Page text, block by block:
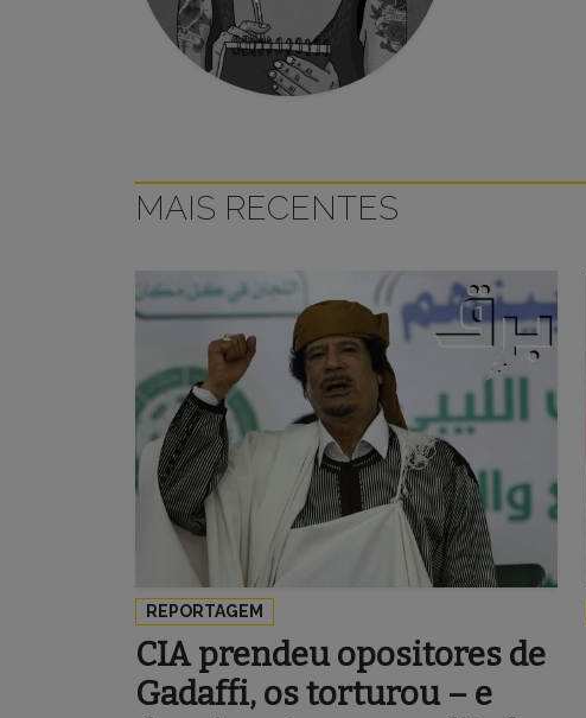
MAIS RECENTES
REPORTAGEM
CIA prendeu opositores de
Gadaffi, os torturou – e